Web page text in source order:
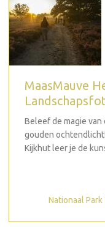
MaasMauve
Beleef de magie
gouden
Kijkhut leer je de
Nationaal